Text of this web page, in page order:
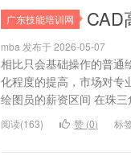
广东技能培训网 CAD
mba 发布于 2026-05-07
相比只会基础操作的普通
化程度的提高，市场对专
绘图员的薪资区间 在珠
阅读(163) 赞 (0) 标